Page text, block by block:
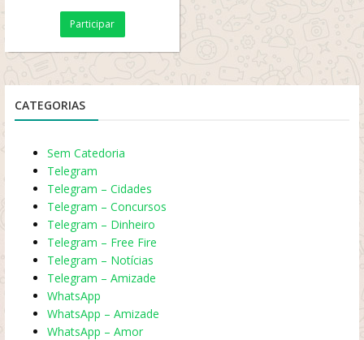
um sem pornografia de
qualquer modo e sem...
Participar
CATEGORIAS
Sem Catedoria
Telegram
Telegram – Cidades
Telegram – Concursos
Telegram – Dinheiro
Telegram – Free Fire
Telegram – Notícias
Telegram – Amizade
WhatsApp
WhatsApp – Amizade
WhatsApp – Amor